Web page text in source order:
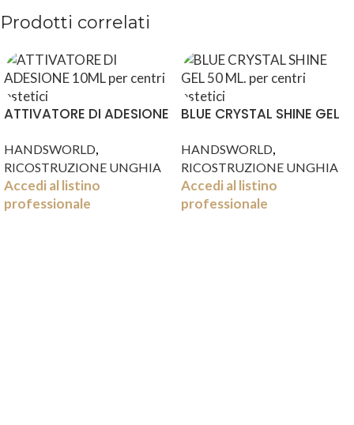
Prodotti correlati
ATTIVATORE DI ADESIONE
HANDSWORLD,
RICOSTRUZIONE UNGHIA
Accedi al listino
professionale
BLUE CRYSTAL SHINE GEL
HANDSWORLD,
RICOSTRUZIONE UNGHIA
Accedi al listino
professionale